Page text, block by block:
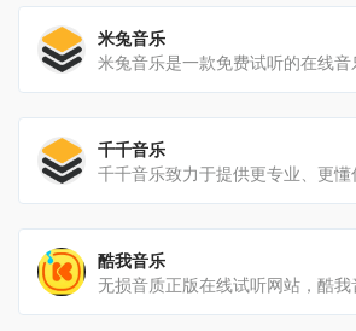
米兔音乐
千千音乐
酷我音乐